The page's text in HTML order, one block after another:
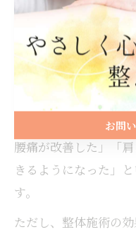
すことで、痛みや不
例えば、岩国市の整
独自の手技療法を取
一人ひとりの症状や
術が行われています
腰痛が改善した」「
きるようになった」
す。
ただし、整体施術の
お問
お問